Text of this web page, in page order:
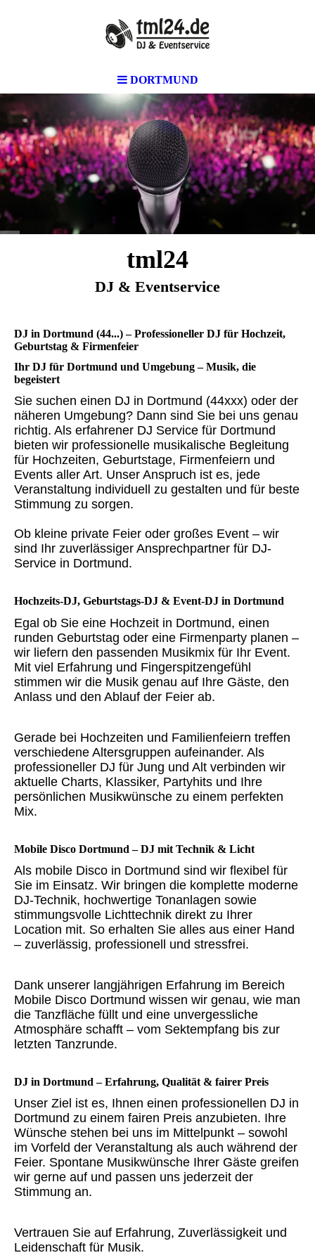
DORTMUND
tml24
DJ & Eventservice
DJ in Dortmund (44...) – Professioneller DJ für Hochzeit,
Geburtstag & Firmenfeier
Ihr DJ für Dortmund und Umgebung – Musik, die
begeistert
Sie suchen einen DJ in Dortmund (44xxx) oder der
näheren Umgebung? Dann sind Sie bei uns genau
richtig. Als erfahrener DJ Service für Dortmund
bieten wir professionelle musikalische Begleitung
für Hochzeiten, Geburtstage, Firmenfeiern und
Events aller Art. Unser Anspruch ist es, jede
Veranstaltung individuell zu gestalten und für beste
Stimmung zu sorgen.
Ob kleine private Feier oder großes Event – wir
sind Ihr zuverlässiger Ansprechpartner für DJ-
Service in Dortmund.
Hochzeits-DJ, Geburtstags-DJ & Event-DJ in Dortmund
Egal ob Sie eine Hochzeit in Dortmund, einen
runden Geburtstag oder eine Firmenparty planen –
wir liefern den passenden Musikmix für Ihr Event.
Mit viel Erfahrung und Fingerspitzengefühl
stimmen wir die Musik genau auf Ihre Gäste, den
Anlass und den Ablauf der Feier ab.
Gerade bei Hochzeiten und Familienfeiern treffen
verschiedene Altersgruppen aufeinander. Als
professioneller DJ für Jung und Alt verbinden wir
aktuelle Charts, Klassiker, Partyhits und Ihre
persönlichen Musikwünsche zu einem perfekten
Mix.
Mobile Disco Dortmund – DJ mit Technik & Licht
Als mobile Disco in Dortmund sind wir flexibel für
Sie im Einsatz. Wir bringen die komplette moderne
DJ-Technik, hochwertige Tonanlagen sowie
stimmungsvolle Lichttechnik direkt zu Ihrer
Location mit. So erhalten Sie alles aus einer Hand
– zuverlässig, professionell und stressfrei.
Dank unserer langjährigen Erfahrung im Bereich
Mobile Disco Dortmund wissen wir genau, wie man
die Tanzfläche füllt und eine unvergessliche
Atmosphäre schafft – vom Sektempfang bis zur
letzten Tanzrunde.
DJ in Dortmund – Erfahrung, Qualität & fairer Preis
Unser Ziel ist es, Ihnen einen professionellen DJ in
Dortmund zu einem fairen Preis anzubieten. Ihre
Wünsche stehen bei uns im Mittelpunkt – sowohl
im Vorfeld der Veranstaltung als auch während der
Feier. Spontane Musikwünsche Ihrer Gäste greifen
wir gerne auf und passen uns jederzeit der
Stimmung an.
Vertrauen Sie auf Erfahrung, Zuverlässigkeit und
Leidenschaft für Musik.